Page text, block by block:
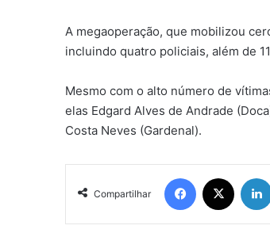
A megaoperação, que mobilizou
incluindo quatro policiais, além de
Mesmo com o alto número de
elas Edgard Alves de Andrade
Costa Neves (Gardenal).
Compartilhar
Facebook